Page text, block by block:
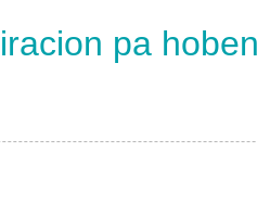
pa